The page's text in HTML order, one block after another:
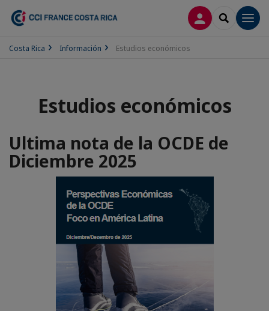
CONECTARSE
SEARCH
Costa Rica Información Estudios económicos
Estudios económicos
Ultima nota de la OCDE de
Diciembre 2025